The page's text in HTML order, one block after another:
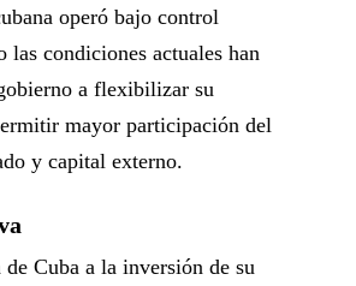
operó bajo control
las condiciones actuales han
a flexibilizar su
mayor participación del
y capital externo.
de Cuba a la inversión de su